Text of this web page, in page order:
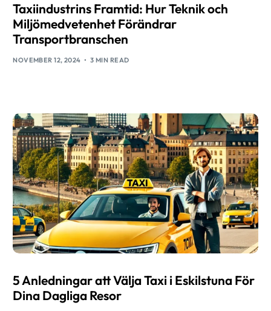
Taxiindustrins Framtid: Hur Teknik och
Miljömedvetenhet Förändrar
Transportbranschen
NOVEMBER 12, 2024 3 MIN READ
5 Anledningar att Välja Taxi i Eskilstuna För
Dina Dagliga Resor